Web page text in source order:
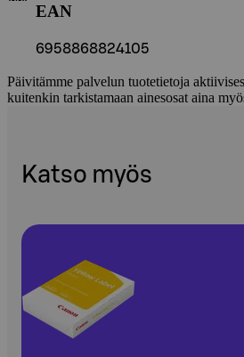
EAN
6958868824105
Päivitämme palvelun tuotetietoja
kuitenkin tarkistamaan ainesosat aina
Katso myös